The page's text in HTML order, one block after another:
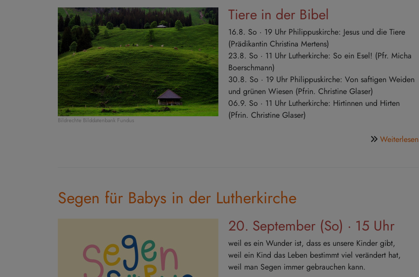
Bildrechte Bilddatenbank Fundus
Tiere in der Bibel
16.8. So · 19 Uhr Philippuskirche: Jesus und die Tiere
(Prädikantin Christina Mertens)
23.8. So · 11 Uhr Lutherkirche: So ein Esel! (Pfr. Micha
Boerschmann)
30.8. So · 19 Uhr Philippuskirche: Von saftigen Weiden
und grünen Wiesen (Pfrin. Christine Glaser)
06.9. So · 11 Uhr Lutherkirche: Hirtinnen und Hirten
(Pfrin. Christine Glaser)
Weiterlesen
Segen für Babys in der Lutherkirche
20. September (So) · 15 Uhr
weil es ein Wunder ist, dass es unsere Kinder gibt,
weil ein Kind das Leben bestimmt viel verändert hat,
weil man Segen immer gebrauchen kann.